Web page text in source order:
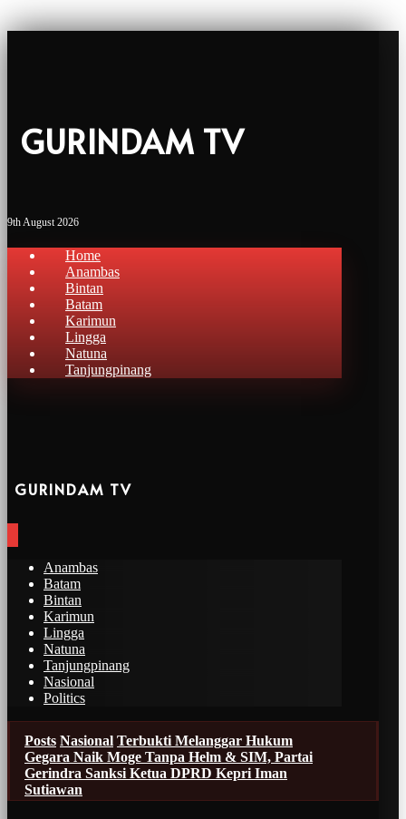
GURINDAM TV
9th August 2026
Home
Anambas
Bintan
Batam
Karimun
Lingga
Natuna
Tanjungpinang
GURINDAM TV
Anambas
Batam
Bintan
Karimun
Lingga
Natuna
Tanjungpinang
Nasional
Politics
Posts Nasional Terbukti Melanggar Hukum
Gegara Naik Moge Tanpa Helm & SIM, Partai
Gerindra Sanksi Ketua DPRD Kepri Iman
Sutiawan